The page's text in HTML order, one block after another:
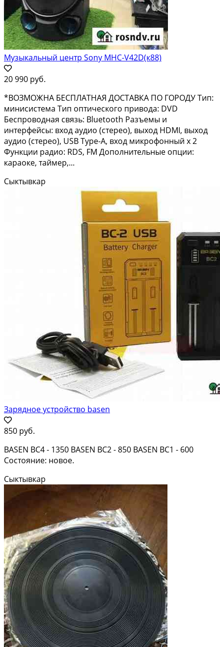
Музыкальный центр Sony MHC-V42D(к88)
20 990 руб.
*ВОЗМОЖНА БЕСПЛАТНАЯ ДОСТАВКА ПО ГОРОДУ Тип:
минисистема Тип оптического привода: DVD
Беспроводная связь: Bluetooth Разъемы и
интерфейсы: вход аудио (стерео), выход HDMI, выход
аудио (стерео), USB Type-A, вход микрофонный x 2
Функции радио: RDS, FM Дополнительные опции:
караоке, таймер,...
Сыктывкар
Зарядное устройство basen
850 руб.
BASEN BC4 - 1350 BASEN BC2 - 850 BASEN BC1 - 600
Состояние: новое.
Сыктывкар